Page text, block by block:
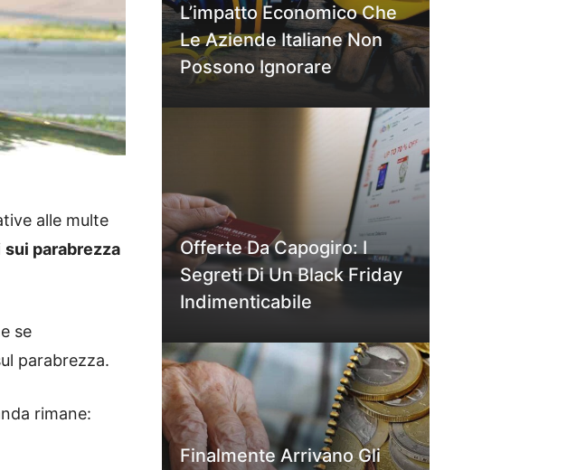
alle multe
sui parabrezza
se
parabrezza.
rimane:
L’impatto Economico Che
Le Aziende Italiane Non
Possono Ignorare
Offerte Da Capogiro: I
Segreti Di Un Black Friday
Indimenticabile
Finalmente Arrivano Gli